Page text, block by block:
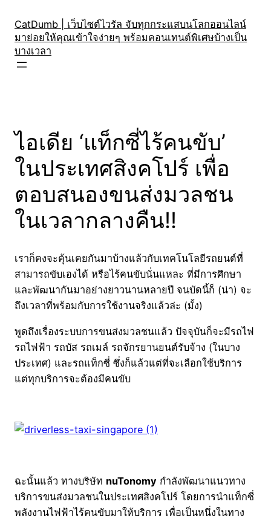
content
CatDumb | เว็บไซต์ไวรัล จับทุกกระแสบนโลกออนไลน์
มาย่อยให้คุณเข้าใจง่ายๆ พร้อมคอนเทนต์พิเศษบ้างเป็น
บางเวลา
ไอเดีย ‘แท็กซี่ไร้คนขับ’
ในประเทศสิงคโปร์ เพื่อ
ตอบสนองขนส่งมวลชน
ในเวลากลางคืน!!
เราก็คงจะคุ้นเคยกันมาบ้างแล้วกับเทคโนโลยีรถยนต์ที่
สามารถขับเองได้ หรือไร้คนขับนั่นแหละ ที่มีการศึกษา
และพัฒนากันมาอย่างยาวนานหลายปี จนบัดนี้ก็ (น่า) จะ
ถึงเวลาที่พร้อมกับการใช้งานจริงแล้วล่ะ (มั้ง)
พูดถึงเรื่องระบบการขนส่งมวลชนแล้ว ปัจจุบันก็จะมีรถไฟ
รถไฟฟ้า รถบัส รถเมล์ รถจักรยานยนต์รับจ้าง (ในบาง
ประเทศ) และรถแท็กซี่ ซึ่งก็แล้วแต่ที่จะเลือกใช้บริการ
แต่ทุกบริการจะต้องมีคนขับ
ฉะนั้นแล้ว ทางบริษัท nuTonomy กำลังพัฒนาแนวทาง
บริการขนส่งมวลชนในประเทศสิงคโปร์ โดยการนำแท็กซี่
พลังงานไฟฟ้าไร้คนขับมาให้บริการ เพื่อเป็นหนึ่งในทาง